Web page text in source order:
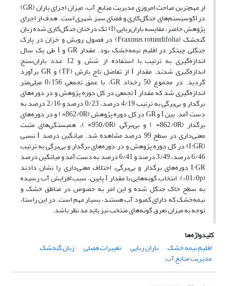
از مهم‌ترین مباحث امروزی مدیریت منابع آب، میزان اجزای باران (GR)
در اکوسیستم‌های جنگل‌کاری و فضای سبز شهری است. هدف از اجرای
پژوهش حاضر، مقایسه باران‌ربایی (I) تک درختان جنگل‌کاری شده زبان
گنجشک (Fraxinus rotundifolia) در فصول رویش و خزان در پارک
جنگلی چیتگر در اقلیم نیمه‌خشک بود. مقدار GR و I طی یک سال
اندازه‌گیری به ترتیب با استفاده از شش و 12 عدد باران‌سنج
اندازه‌گیری شدند. مقدار I از تفاضل تاج ‌بارش (TF) و GR برآورد
گردید. در مجموع 50 رخداد GR، با عمق تجمعی 0/156 میلی‌متر
اندازه‌گیری شد که مقدار I تجمعی در کل دوره پژوهش و در دوره‌های
برگدار و بی‌برگی به ترتیب 4/19 درصد، 0/23 درصد و 2/16 درصد به
دست آمد. بین I و GR در کل دوره پژوهش (862/0R= ) و در دوره‌های
برگدار (862/0R= ) و بی‌برگی (950/0R= )، همبستگی‌های مثبت
معنی‌داری در سطح 99 درصد مشاهده شد. میانگین درصد I نسبی
(I:GR) در کل دوره پژوهش و در دوره‌های برگدار و بی‌برگی به ترتیب
6/46 درصد، 3/49 درصد و 6/41 درصد به دست آمد و میانگین درصد
I:GR دوره‌های برگدار و بی‌برگی، اختلاف معنی‌داری را نشان دادند
(01/0p<). انتخاب گونه‌هایی با مقدار I پایین، سبب افزایش آب رسیده
به سطح خاک جنگل شده و این امر به خصوص در مناطق خشک و
نیمه‌خشک که دارای کمبود آب هستند، بسیار مهم است. در این راستا،
توجه به میزان تعرق گونه‌های منتخب نیز باید مد نظر باشد.
کلیدواژه‌ها
اقلیم نیمه خشک
باران ربایی تغییرات فصلی زبان گنجشک
مدیریت منابع آب